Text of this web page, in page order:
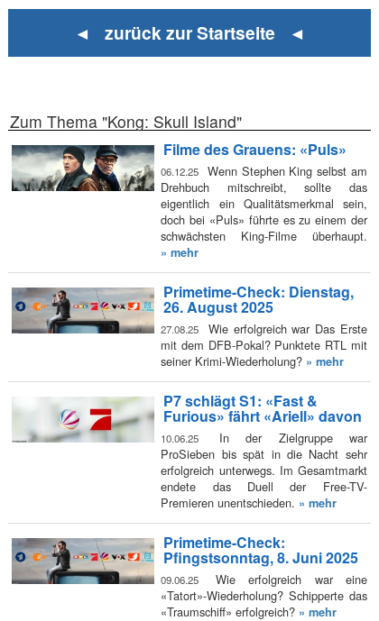
◄ zurück zur Startseite ◄
Zum Thema "Kong: Skull Island"
Filme des Grauens: «Puls»
06.12.25
Wenn Stephen King selbst am
Drehbuch mitschreibt, sollte das
eigentlich ein Qualitätsmerkmal sein,
doch bei «Puls» führte es zu einem der
schwächsten King-Filme überhaupt.
» mehr
Primetime-Check: Dienstag,
26. August 2025
27.08.25
Wie erfolgreich war Das Erste
mit dem DFB-Pokal? Punktete RTL mit
seiner Krimi-Wiederholung? » mehr
P7 schlägt S1: «Fast &
Furious» fährt «Ariell» davon
10.06.25
In der Zielgruppe war
ProSieben bis spät in die Nacht sehr
erfolgreich unterwegs. Im Gesamtmarkt
endete das Duell der Free-TV-
Premieren unentschieden. » mehr
Primetime-Check:
Pfingstsonntag, 8. Juni 2025
09.06.25
Wie erfolgreich war eine
«Tatort»-Wiederholung? Schipperte das
«Traumschiff» erfolgreich? » mehr